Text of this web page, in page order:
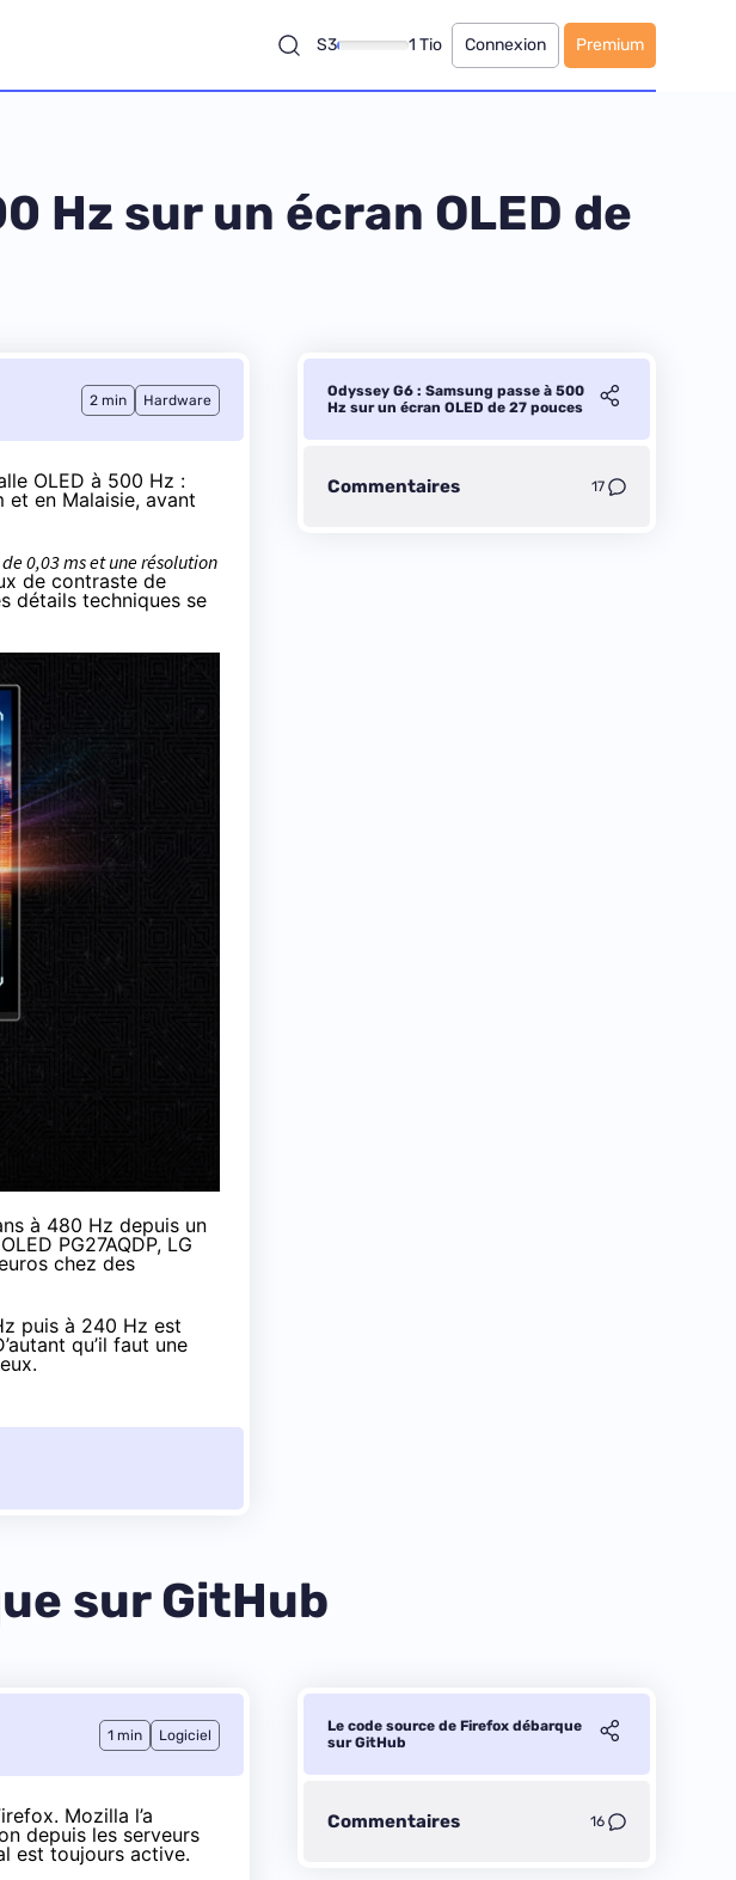
S3 1 Tio Connexion Premium
Hz sur un écran OLED de
2 min Hardware
OLED à 500 Hz :
et en Malaisie, avant
0,03 ms et une résolution
de contraste de
détails techniques se
à 480 Hz depuis un
PG27AQDP, LG
chez des
puis à 240 Hz est
qu’il faut une
Odyssey G6 : Samsung passe à 500
Hz sur un écran OLED de 27 pouces
Commentaires 17
sur GitHub
1 min Logiciel
Mozilla l’a
depuis les serveurs
est toujours active.
Le code source de Firefox débarque
sur GitHub
Commentaires 16